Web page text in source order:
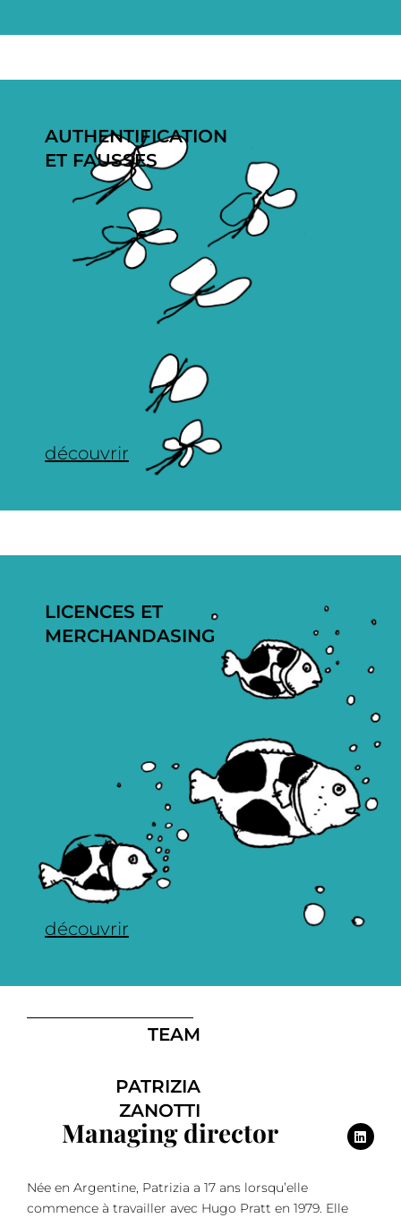
AUTHENTIFICATION
ET FAUSSES
découvrir
LICENCES ET
MERCHANDASING
découvrir
TEAM
PATRIZIA
ZANOTTI
Managing director
Née en Argentine, Patrizia a 17 ans lorsqu’elle
commence à travailler avec Hugo Pratt en 1979. Elle